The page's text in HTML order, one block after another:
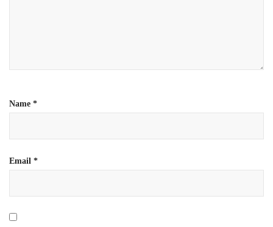
Name *
Email *